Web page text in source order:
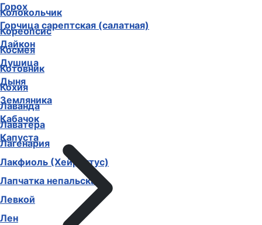
Колокольчик
Кореопсис
Космея
Котовник
Кохия
Лаванда
Лаватера
Лагенария
Лакфиоль (Хейрантус)
Лапчатка непальская
Левкой
Лен
Горох
Горчица сарептская (салатная)
Дайкон
Душица
Дыня
Земляника
Кабачок
Капуста